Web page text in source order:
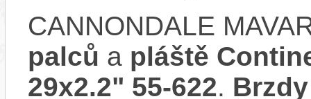
CANNONDALE
palců a pláště
29x2.2" 55-622.